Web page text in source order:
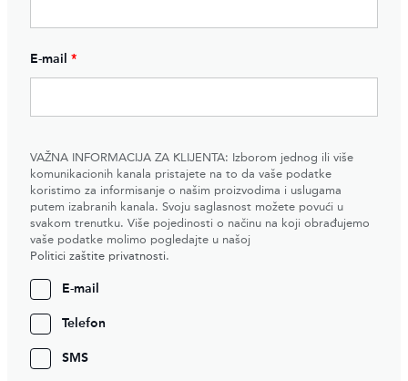
E-mail *
VAŽNA INFORMACIJA ZA KLIJENTA: Izborom jednog ili više
komunikacionih kanala pristajete na to da vaše podatke
koristimo za informisanje o našim proizvodima i uslugama
putem izabranih kanala. Svoju saglasnost možete povući u
svakom trenutku. Više pojedinosti o načinu na koji obrađujemo
vaše podatke molimo pogledajte u našoj
Politici zaštite privatnosti.
E-mail
Telefon
SMS